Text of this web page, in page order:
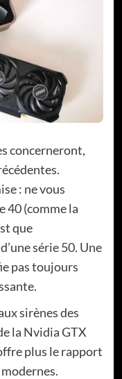
concerneront,
: ne vous
40 (comme la
que
série 50. Une
pas toujours
sirènes des
la Nvidia GTX
plus le rapport